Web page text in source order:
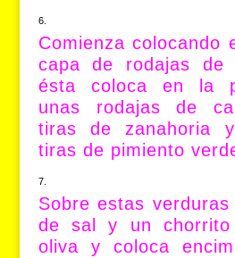
Comienza colocando
capa de rodajas de
ésta coloca en la
unas rodajas de
tiras de zanahoria
tiras de pimiento
Sobre estas
de sal y un
oliva y coloca